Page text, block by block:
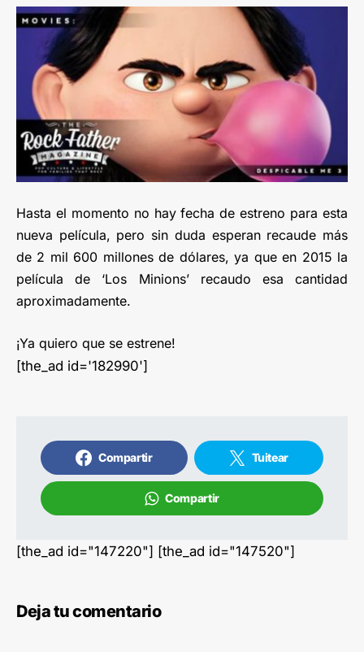
Hasta el momento no hay fecha de estreno para esta
nueva película, pero sin duda esperan recaude más
de 2 mil 600 millones de dólares, ya que en 2015 la
película de ‘Los Minions’ recaudo esa cantidad
aproximadamente.
¡Ya quiero que se estrene!
[the_ad id='182990']
Compartir Tuitear
Compartir
[the_ad id="147220"] [the_ad id="147520"]
Deja tu comentario